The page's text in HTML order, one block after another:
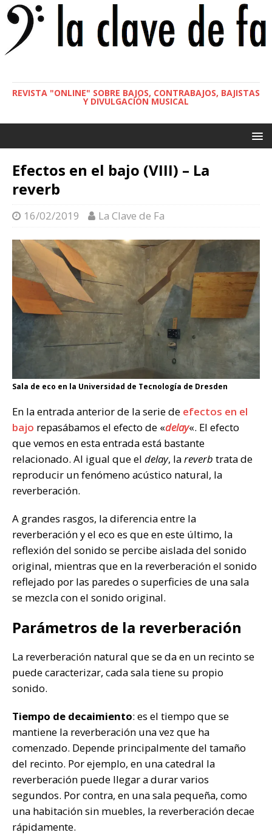
REVISTA "ONLINE" SOBRE BAJOS, CONTRABAJOS, BAJISTAS
Y DIVULGACIÓN MUSICAL
Efectos en el bajo (VIII) – La
reverb
16/02/2019 La Clave de Fa
Sala de eco en la Universidad de Tecnología de Dresden
En la entrada anterior de la serie de efectos en el
bajo repasábamos el efecto de «delay«. El efecto
que vemos en esta entrada está bastante
relacionado. Al igual que el delay, lareverb trata de
reproducir un fenómeno acústico natural, la
reverberación.
A grandes rasgos, la diferencia entre la
reverberación y el eco es que en este último, la
reflexión del sonido se percibe aislada del sonido
original, mientras que en la reverberación el sonido
reflejado por las paredes o superficies de una sala
se mezcla con el sonido original.
Parámetros de la reverberación
La reverberación natural que se da en un recinto se
puede caracterizar, cada sala tiene su propio
sonido.
Tiempo de decaimiento: es el tiempo que se
mantiene la reverberación una vez que ha
comenzado. Depende principalmente del tamaño
del recinto. Por ejemplo, en una catedral la
reverberación puede llegar a durar varios
segundos. Por contra, en una sala pequeña, como
una habitación sin muebles, la reverberación decae
rápidamente.